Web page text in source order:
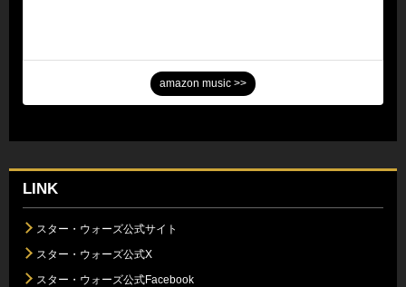
amazon music >>
LINK
スター・ウォーズ公式サイト
スター・ウォーズ公式X
スター・ウォーズ公式Facebook